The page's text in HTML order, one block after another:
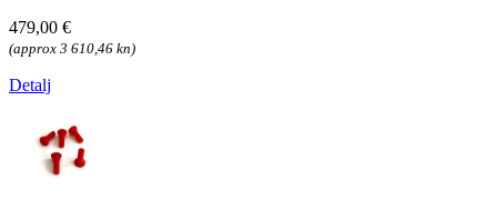
479,00 €
(approx 3 610,46 kn)
Detalj